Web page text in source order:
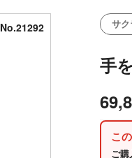
No.21292 サク
手
こ
ご